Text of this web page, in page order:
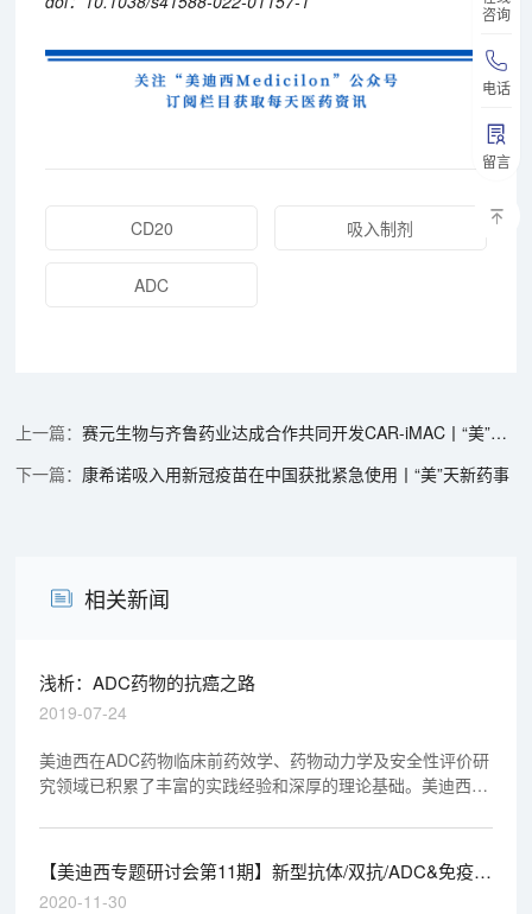
咨询
电话
留言
CD20 吸入制剂
ADC
赛元生物与齐鲁药业达成合作共同开发CAR-iMAC丨“美”天新药事
康希诺吸入用新冠疫苗在中国获批紧急使用丨“美”天新药事
相关新闻
浅析：ADC药物的抗癌之路
2019-07-24
美迪西在ADC药物临床前药效学、药物动力学及安全性评价研
究领域已积累了丰富的实践经验和深厚的理论基础。美迪西有
安全性评价研究，其中3个ADC药物研究资料已顺利通过
NMPA和FDA审评，另外1个将在2019年提交NMPA审评。
【美迪西专题研讨会第11期】新型抗体/双抗/ADC&免疫治
疗产业化道路探索
2020-11-30